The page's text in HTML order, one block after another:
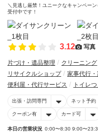
＼見逃し厳禁！ユニークなキャンペー
受付中です！
3.12 写真
片づけ・遺品整理 クリーニング
リサイクルショップ
家事代行
便利屋・代行サービス
トイレ
出張・訪問専門 ネット予約
クーポン有 カード可
本日の営業状況 0:00〜8:30 9:00〜